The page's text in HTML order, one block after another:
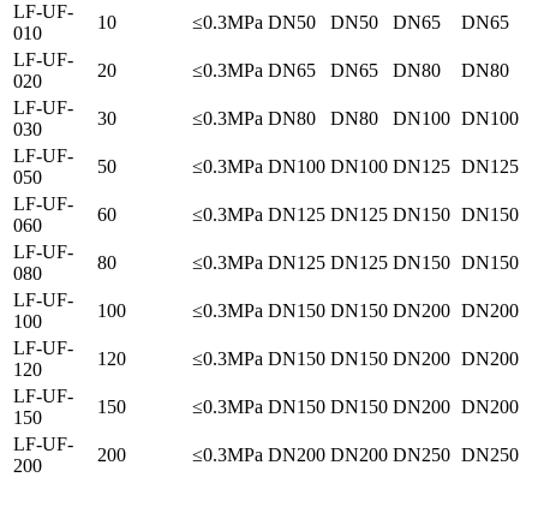
LF-UF-
010
10 ≤0.3MPa DN50 DN50 DN65
DN65
LF-UF-
020
20 ≤0.3MPa DN65 DN65 DN80
DN80
LF-UF-
030
30 ≤0.3MPa DN80 DN80 DN100 DN100
LF-UF-
050
50 ≤0.3MPa DN100 DN100 DN125 DN125
LF-UF-
060
60 ≤0.3MPa DN125 DN125 DN150 DN150
LF-UF-
080
80 ≤0.3MPa DN125 DN125 DN150 DN150
LF-UF-
100
100 ≤0.3MPa DN150 DN150 DN200 DN200
LF-UF-
120
120 ≤0.3MPa DN150 DN150 DN200 DN200
LF-UF-
150
150 ≤0.3MPa DN150 DN150 DN200 DN200
LF-UF-
200
200 ≤0.3MPa DN200 DN200 DN250 DN250